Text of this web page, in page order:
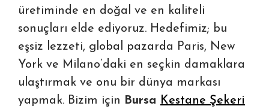
üretiminde en doğal ve en kaliteli
sonuçları elde ediyoruz. Hedefimiz; bu
eşsiz lezzeti, global pazarda Paris, New
York ve Milano’daki en seçkin damaklara
ulaştırmak ve onu bir dünya markası
yapmak. Bizim için Bursa Kestane Şekeri